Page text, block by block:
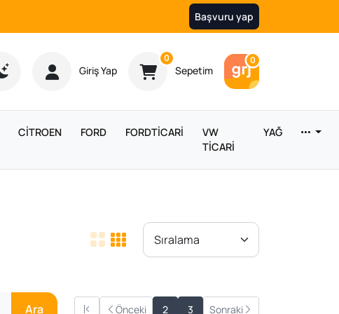
Başvuru yap
Giriş Yap
0Ürün sayısı
Sepetim
0Araç sayısı
CİTROEN FORD FORDTİCARİ
VW
TİCARİ
YAĞ
Ara Önceki 2 3 Sonraki